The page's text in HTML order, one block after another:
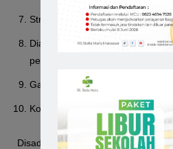
Stress berat (infeksi sistemik,
Diabetes mellitus gestasional
perencanaan makanan,
Gangguan fungsi ginjal/hati
Kontraindikasi atau alergi OHO
Disadur dari berbagai sumber :